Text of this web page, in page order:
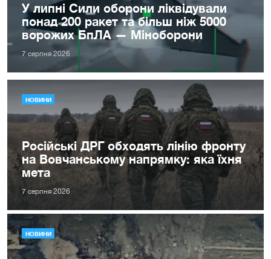
У липні Сили оборони ліквідували
понад 200 ракет та більш ніж 5000
ворожих БпЛА — Міноборони
7 серпня 2026
НОВИНИ
Російські ДРГ обходять лінію фронту
на Вовчанському напрямку: яка їхня
мета
7 серпня 2026
НОВИНИ